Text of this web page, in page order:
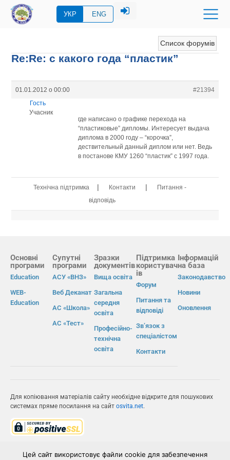
УКР ENG
Список форумів
Re:Re: с какого года “пластик”
01.01.2012 о 00:00
#21394
Гость
Учасник
где написано о графике перехода на
“пластиковые” дипломы. Интересует выдача
диплома в 2000 году – “корочка”,
дествительный данный диплом или нет. Ведь
в постанове КМУ 1260 “пластик” с 1997 года.
Технічна підтримка | Контакти |
Питання -
відповідь
Основні
програми
Education
WEB-
Education
Супутні
програми
АСУ «ВНЗ»
Веб Деканат
АС «Школа»
АС «Тест»
Зразки
документів
Вища освіта
Загальна
середня
освіта
Професійно-
технічна
освіта
Підтримка
користувач
ів
Форум
Питання та
відповіді
Зв’язок з
спеціалістом
Контакти
Інформацій
на база
Законодавство
Новини
Оновлення
Для копіювання матеріалів сайту необхідне відкрите для пошукових
системах пряме посилання на сайт osvita.net.
Цей сайт використовує файли cookie для забезпечення